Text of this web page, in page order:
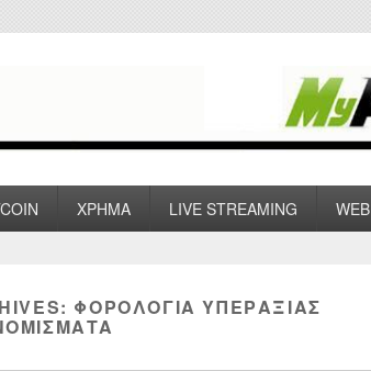
ΧΡΗΜΑ LIVE STREAMING WEB
ΦΟΡΟΛΟΓΊΑ ΥΠΕΡΑΞΊΑΣ